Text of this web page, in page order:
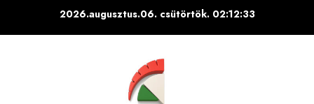
2026.augusztus.06. csütörtök. 02:12:35